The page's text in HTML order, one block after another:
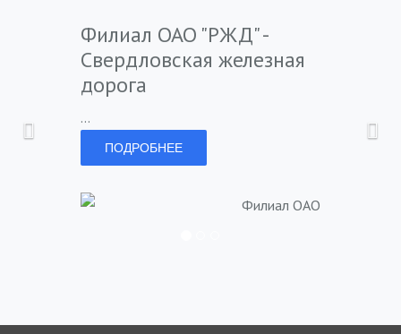
Филиал ОАО "РЖД" -
Свердловская железная
дорога
...
ПОДРОБНЕЕ